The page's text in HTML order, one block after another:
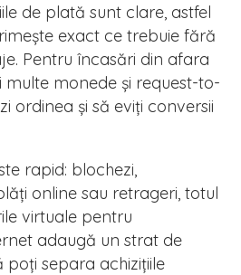
de plată sunt clare, astfel
exact ce trebuie fără
Pentru încasări din afara
multe monede și request-to-
ordinea și să eviți conversii
rapid: blochezi,
online sau retrageri, totul
virtuale pentru
adaugă un strat de
separa achizițiile